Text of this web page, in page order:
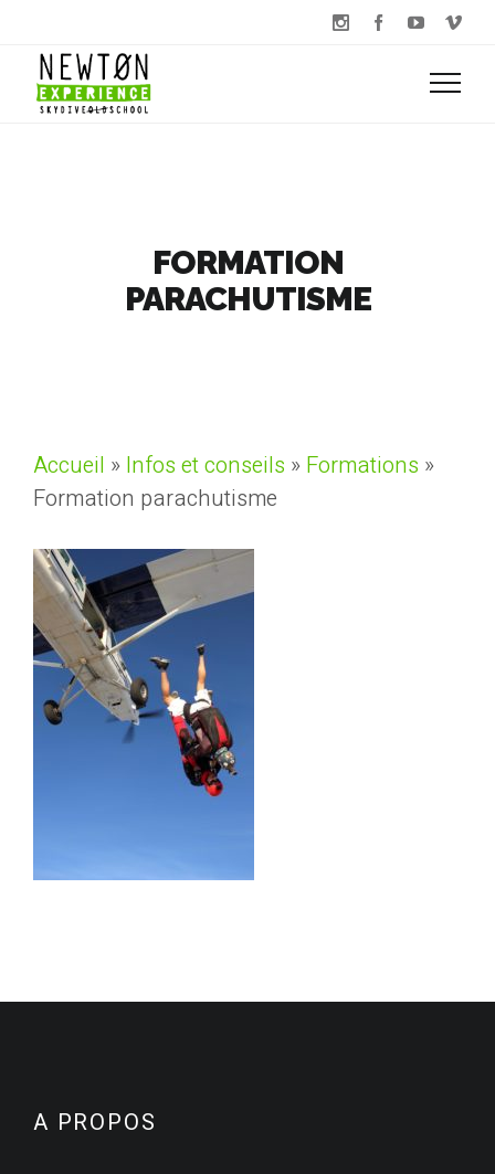
FORMATION
PARACHUTISME
Accueil » Infos et conseils » Formations »
Formation parachutisme
A PROPOS